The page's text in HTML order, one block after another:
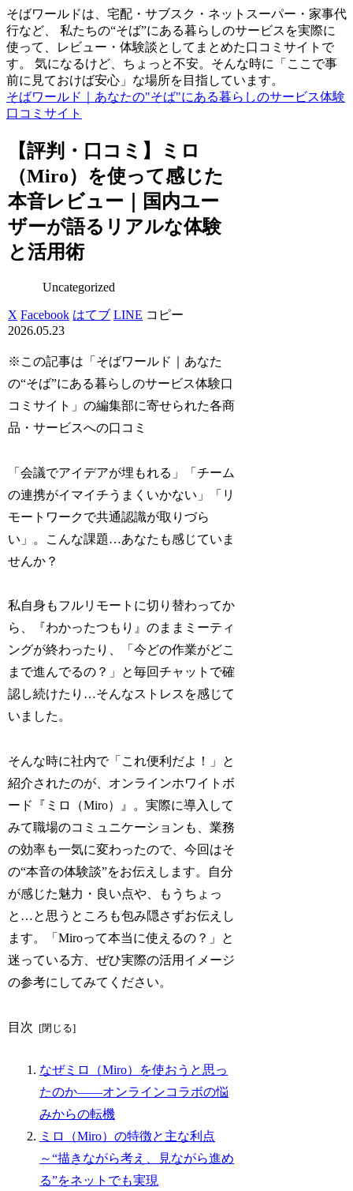
そばワールドは、宅配・サブスク・ネットスーパー・家事代
行など、 私たちの“そば”にある暮らしのサービスを実際に
使って、レビュー・体験談としてまとめた口コミサイトで
す。 気になるけど、ちょっと不安。そんな時に「ここで事
前に見ておけば安心」な場所を目指しています。
そばワールド｜あなたの"そば"にある暮らしのサービス体験
口コミサイト
【評判・口コミ】ミロ
（Miro）を使って感じた
本音レビュー｜国内ユー
ザーが語るリアルな体験
と活用術
Uncategorized
X Facebook はてブ LINE コピー
2026.05.23
※この記事は「そばワールド｜あなた
の“そば”にある暮らしのサービス体験口
コミサイト」の編集部に寄せられた各商
品・サービスへの口コミ
「会議でアイデアが埋もれる」「チーム
の連携がイマイチうまくいかない」「リ
モートワークで共通認識が取りづら
い」。こんな課題…あなたも感じていま
せんか？
私自身もフルリモートに切り替わってか
ら、『わかったつもり』のままミーティ
ングが終わったり、「今どの作業がどこ
まで進んでるの？」と毎回チャットで確
認し続けたり…そんなストレスを感じて
いました。
そんな時に社内で「これ便利だよ！」と
紹介されたのが、オンラインホワイトボ
ード『ミロ（Miro）』。実際に導入して
みて職場のコミュニケーションも、業務
の効率も一気に変わったので、今回はそ
の“本音の体験談”をお伝えします。自分
が感じた魅力・良い点や、もうちょっ
と…と思うところも包み隠さずお伝えし
ます。「Miroって本当に使えるの？」と
迷っている方、ぜひ実際の活用イメージ
の参考にしてみてください。
目次
なぜミロ（Miro）を使おうと思っ
たのか――オンラインコラボの悩
みからの転機
ミロ（Miro）の特徴と主な利点
～“描きながら考え、見ながら進め
る”をネットでも実現